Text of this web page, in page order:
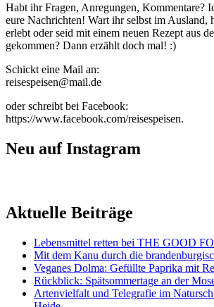
Habt ihr Fragen, Anregungen, Kommentare?
eure Nachrichten! Wart ihr selbst im Ausland,
erlebt oder seid mit einem neuen Rezept aus
gekommen? Dann erzählt doch mal! :)
Schickt eine Mail an:
reisespeisen@mail.de
oder schreibt bei Facebook:
https://www.facebook.com/reisespeisen.
Neu auf Instagram
Aktuelle Beiträge
Lebensmittel retten bei THE GOOD
Mit dem Kanu durch die
Veganes Dolma: Gefüllte Paprika mit
Rückblick: Spätsommertage an der
Artenvielfalt und Telegrafie im